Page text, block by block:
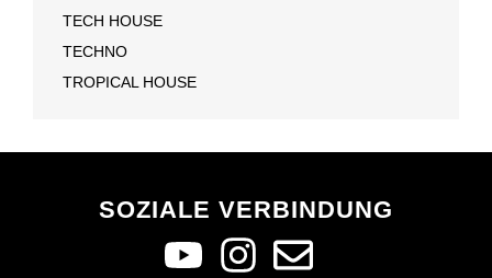
TECH HOUSE
TECHNO
TROPICAL HOUSE
SOZIALE VERBINDUNG